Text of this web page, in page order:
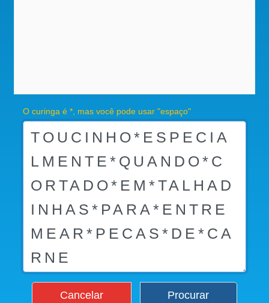
O curinga é *, mas você pode usar "espaço"
Cancelar Procurar